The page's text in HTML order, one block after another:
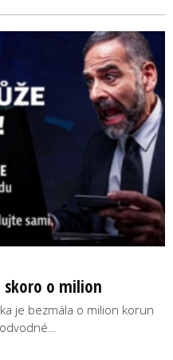
skoro o milion
je bezmála o milion korun